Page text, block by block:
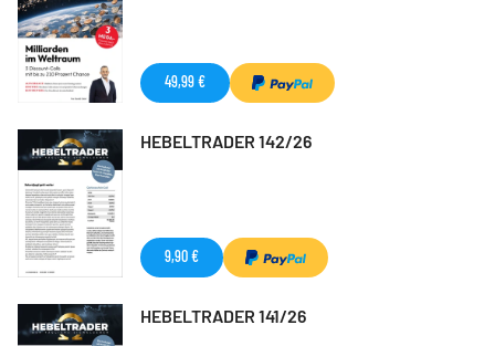
49,99 €
HEBELTRADER 142/26
9,90 €
HEBELTRADER 141/26